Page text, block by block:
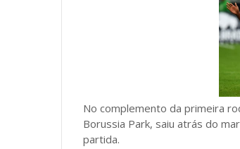
No complemento da primeira
Borussia Park, saiu atrás do
partida.